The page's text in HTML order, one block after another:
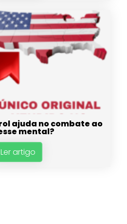
ajuda no combate ao
mental?
Ler artigo